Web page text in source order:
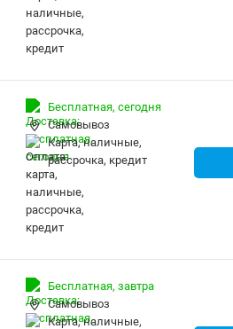
Бесплатная, сегодня
Самовывоз
карта, наличные,
рассрочка, кредит
Бесплатная, завтра
Самовывоз
карта, наличные,